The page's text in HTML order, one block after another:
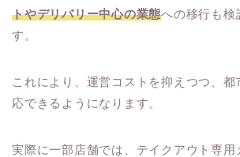
トやデリバリー中心の業態への移行も検
す。
これにより、運営コストを抑えつつ、
応できるようになります。
実際に一部店舗では、テイクアウト専用